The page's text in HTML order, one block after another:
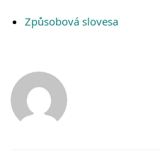
Způsobová slovesa